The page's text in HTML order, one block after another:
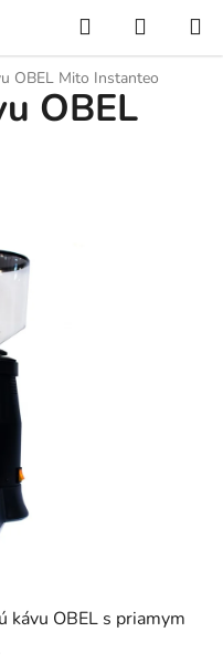
Hľadať
KOŠÍK
OBEL Mito Instanteo
kávu OBEL s priamym
OBEL